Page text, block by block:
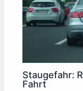
Staugefahr:
Fahrt